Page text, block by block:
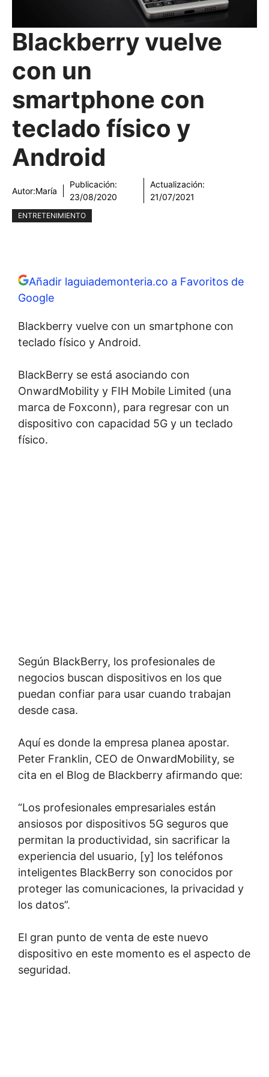
Blackberry vuelve
con un
smartphone con
teclado físico y
Android
Autor:María
Publicación:
23/08/2020
Actualización:
21/07/2021
ENTRETENIMIENTO
Añadir laguiademonteria.co a Favoritos de
Google
Blackberry vuelve con un smartphone con
teclado físico y Android.
BlackBerry se está asociando con
OnwardMobility y FIH Mobile Limited (una
marca de Foxconn), para regresar con un
dispositivo con capacidad 5G y un teclado
físico.
Según BlackBerry, los profesionales de
negocios buscan dispositivos en los que
puedan confiar para usar cuando trabajan
desde casa.
Aquí es donde la empresa planea apostar.
Peter Franklin, CEO de OnwardMobility, se
cita en el Blog de Blackberry afirmando que:
“Los profesionales empresariales están
ansiosos por dispositivos 5G seguros que
permitan la productividad, sin sacrificar la
experiencia del usuario, [y] los teléfonos
inteligentes BlackBerry son conocidos por
proteger las comunicaciones, la privacidad y
los datos”.
El gran punto de venta de este nuevo
dispositivo en este momento es el aspecto de
seguridad.